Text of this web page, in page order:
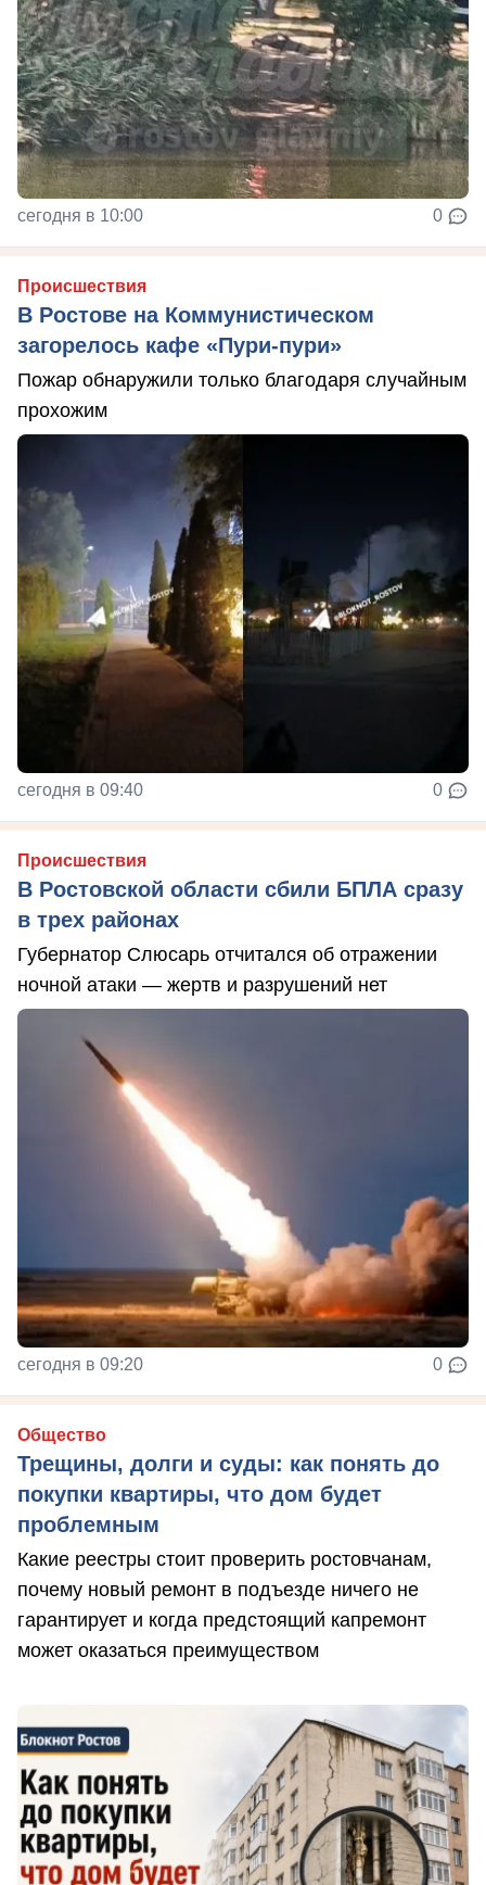
сегодня в 10:00 0
Происшествия
В Ростове на Коммунистическом
загорелось кафе «Пури-пури»
Пожар обнаружили только благодаря случайным
прохожим
сегодня в 09:40 0
Происшествия
В Ростовской области сбили БПЛА сразу
в трех районах
Губернатор Слюсарь отчитался об отражении
ночной атаки — жертв и разрушений нет
сегодня в 09:20 0
Общество
Трещины, долги и суды: как понять до
покупки квартиры, что дом будет
проблемным
Какие реестры стоит проверить ростовчанам,
почему новый ремонт в подъезде ничего не
гарантирует и когда предстоящий капремонт
может оказаться преимуществом